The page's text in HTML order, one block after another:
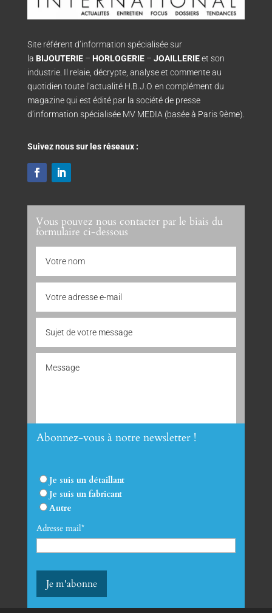
Site référent d’information spécialisée sur
la BIJOUTERIE– HORLOGERIE– JOAILLERIEet son
industrie. Il relaie, décrypte, analyse et commente au
quotidien toute l’actualité H.B.J.O. en complément du
magazine qui est édité par la société de presse
d’information spécialisée MV MEDIA (basée à Paris 9ème).
Suivez nous sur les réseaux :
Vous pouvez nous contacter par le biais du
formulaire ci-dessous
Abonnez-vous à notre newsletter !
Je suis un détaillant
Je suis un fabricant
Autre
Adresse mail*